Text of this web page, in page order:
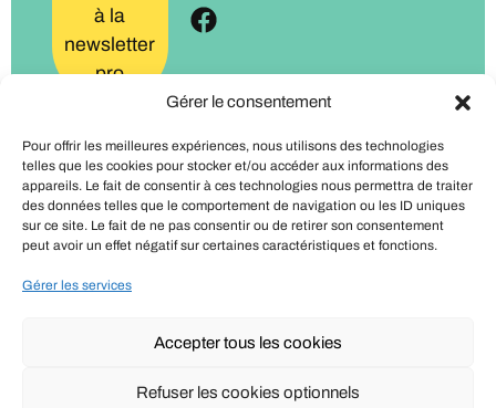
Gérer le consentement
Pour offrir les meilleures expériences, nous utilisons des technologies
telles que les cookies pour stocker et/ou accéder aux informations des
appareils. Le fait de consentir à ces technologies nous permettra de traiter
des données telles que le comportement de navigation ou les ID uniques
sur ce site. Le fait de ne pas consentir ou de retirer son consentement
peut avoir un effet négatif sur certaines caractéristiques et fonctions.
Gérer les services
Accepter tous les cookies
Refuser les cookies optionnels
à la
newsletter
pro
m’inscris
à la
newsletter
familles
Mentions légales